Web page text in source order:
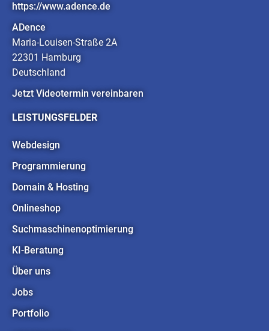
https://www.adence.de
ADence
Maria-Louisen-Straße 2A
22301 Hamburg
Deutschland
Jetzt Videotermin vereinbaren
LEISTUNGSFELDER
Webdesign
Programmierung
Domain & Hosting
Onlineshop
Suchmaschinenoptimierung
KI-Beratung
Über uns
Jobs
Portfolio